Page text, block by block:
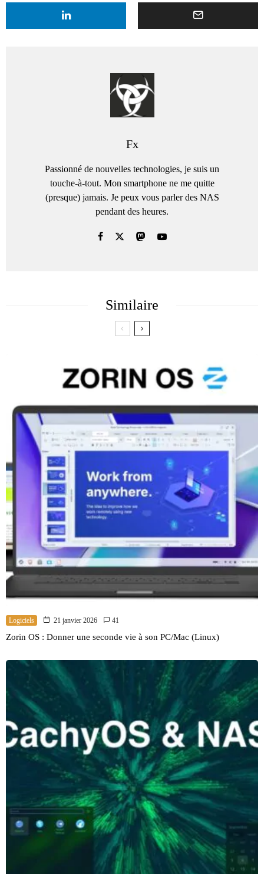
Fx
Passionné de nouvelles technologies, je suis un
touche-à-tout. Mon smartphone ne me quitte
(presque) jamais. Je peux vous parler des NAS
pendant des heures.
Similaire
Logiciels 21 janvier 2026 41
Zorin OS : Donner une seconde vie à son PC/Mac (Linux)